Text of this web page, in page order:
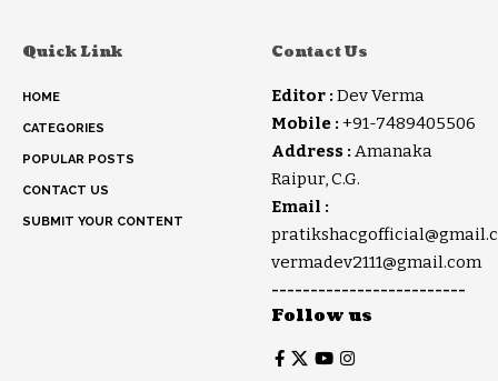
Quick Link
HOME
CATEGORIES
POPULAR POSTS
CONTACT US
SUBMIT YOUR CONTENT
Contact Us
Editor : Dev Verma
Mobile : +91-7489405506
Address : Amanaka
Raipur, C.G.
Email :
vermadev2111@gmail.com
-------------------------
Follow us